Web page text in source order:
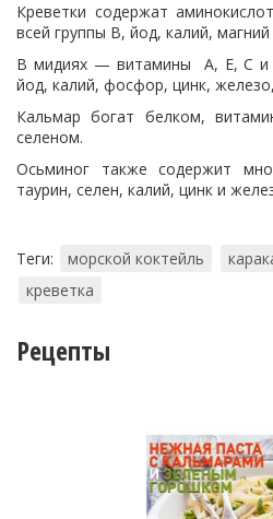
Креветки содержат
всей группы В, йод, калий, магний
В мидиях — витамины A, E, C и
йод, калий, фосфор, цинк,
Кальмар богат белком,
селеном.
Осьминог также содержит
таурин, селен, калий, цинк и
Теги: морской коктейль
креветка
Рецепты